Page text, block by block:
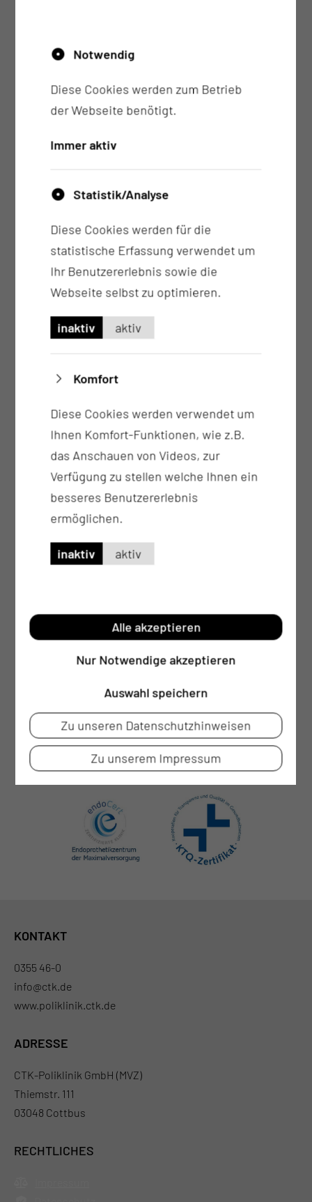
Perinatalzentrum
für Frauen mit Brust- oder Eierstockkrebs
Im Falle einer high-risk-Mutation auch bei
unter Berücksichtigung des individuellen
spezifischen Therapien (z. B. Abemaciclib,
Olaparib/Niraparib, PARP-Inhibitor)
Neoadjuvante Chemotherapie bzw.
Ausnutzung des Ki67-Verlaufes
Zweitmeinung bei geplanten operativen oder
systemischen Brusttherapien
Beratung und Planung verschiedener
Rekonstruktionsverfahren der Brust ggf. unter
Hinzuziehung der plastischen Chirurgie
Beratung und Operationsplanung bei
Mikromastie, Schlupfwarzen
Weiterführende Diagnostik mit der
standortübergreifenden Radiologischen Praxis
Dr. Rentsch/Dr. Nobis inklusive
Tomosynthesen, spezialisierte
Ultraschalldiagnostik und ambulanter
Computertomographien
KONTAKT
0355 46-0
info@ctk.de
www.poliklinik.ctk.de
ADRESSE
CTK-Poliklinik GmbH (MVZ)
Thiemstr. 111
03048 Cottbus
RECHTLICHES
Notwendig
Diese Cookies werden zum Betrieb
der Webseite benötigt.
Immer aktiv
Statistik/Analyse
Diese Cookies werden für die
statistische Erfassung verwendet um
Ihr Benutzererlebnis sowie die
Webseite selbst zu optimieren.
inaktiv aktiv
Komfort
Diese Cookies werden verwendet um
Ihnen Komfort-Funktionen, wie z.B.
das Anschauen von Videos, zur
Verfügung zu stellen welche Ihnen ein
besseres Benutzererlebnis
ermöglichen.
inaktiv aktiv
Alle akzeptieren
Nur Notwendige akzeptieren
Auswahl speichern
Zu unseren Datenschutzhinweisen
Zu unserem Impressum